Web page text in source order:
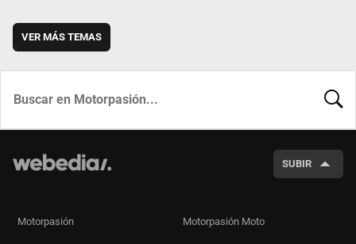
VER MÁS TEMAS
SUBIR
Motorpasión Motorpasión Moto